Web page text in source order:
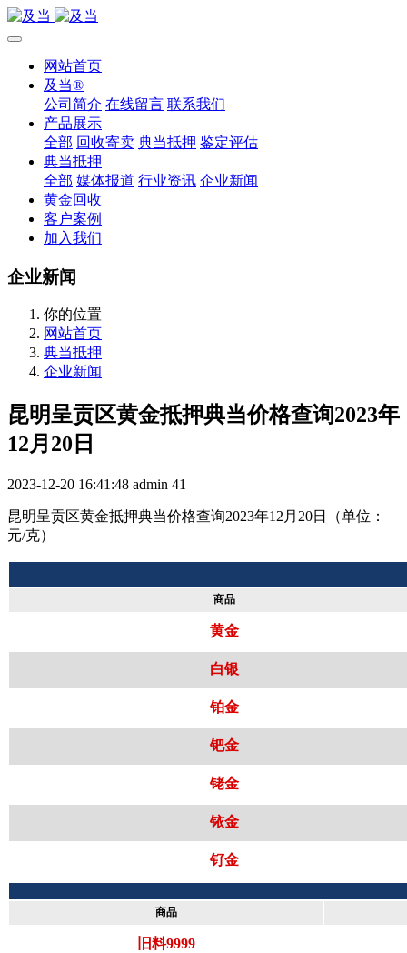
网站首页
及当®
公司简介 在线留言 联系我们
产品展示
全部 回收寄卖 典当抵押 鉴定评估
典当抵押
全部 媒体报道 行业资讯 企业新闻
黄金回收
客户案例
加入我们
企业新闻
你的位置
网站首页
典当抵押
企业新闻
​昆明呈贡区黄金抵押典当价格查询2023年
12月20日
2023-12-20 16:41:48 admin 41
昆明呈贡区黄金抵押典当价格查询2023年12月20日（单位：
元/克）
商品
黄金
白银
铂金
钯金
铑金
铱金
钌金
商品
旧料9999